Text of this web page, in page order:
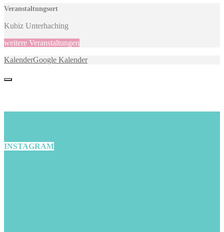
Veranstaltungsort
Kubiz Unterhaching
weitere Veranstaltungen
KalenderGoogle Kalender
INSTAGRAM